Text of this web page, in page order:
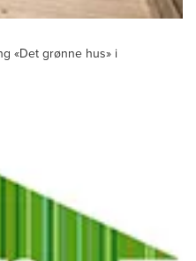
«Det grønne hus» i